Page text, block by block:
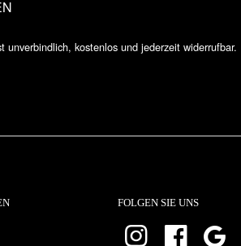
unverbindlich, kostenlos und jederzeit widerrufbar.
FOLGEN SIE UNS